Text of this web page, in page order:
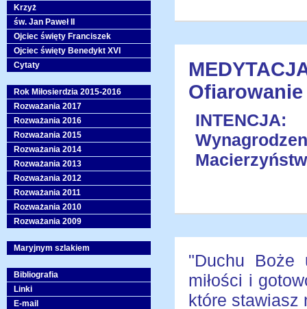
INTENCJA:
"Duchu Boże
miłości i
które stawiasz
Krzyż
św. Jan Paweł II
Ojciec święty Franciszek
Ojciec święty Benedykt XVI
Cytaty
Rok Miłosierdzia 2015-2016
Rozważania 2017
Rozważania 2016
Rozważania 2015
Rozważania 2014
Rozważania 2013
Rozważania 2012
Rozważania 2011
Rozważania 2010
Rozważania 2009
Maryjnym szlakiem
Bibliografia
Linki
E-mail